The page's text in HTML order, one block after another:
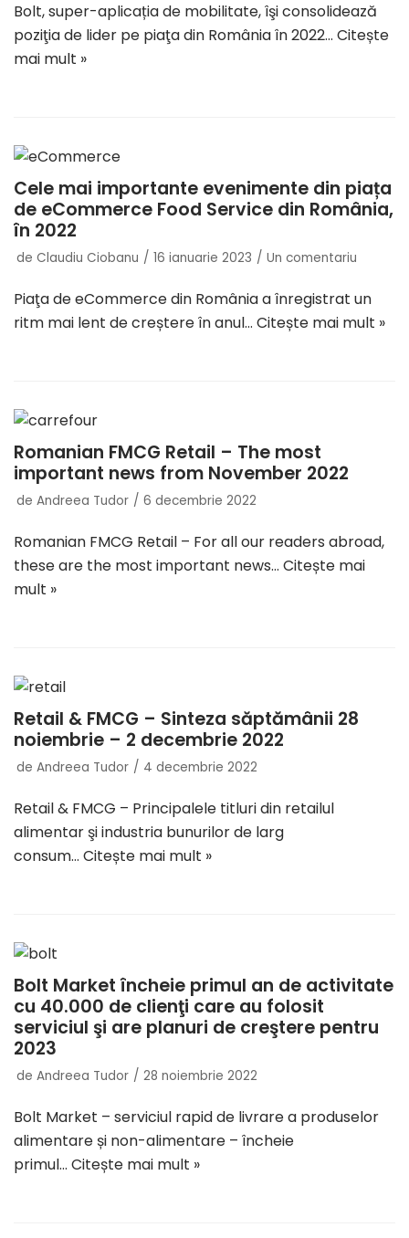
Bolt, super-aplicația de mobilitate, îşi consolidează
poziţia de lider pe piaţa din România în 2022… Citește
mai mult »
Cele mai importante evenimente din piața
de eCommerce Food Service din România,
în 2022
de Claudiu Ciobanu 16 ianuarie 2023 Un comentariu
Piaţa de eCommerce din România a înregistrat un
ritm mai lent de creștere în anul… Citește mai mult »
Romanian FMCG Retail – The most
important news from November 2022
de Andreea Tudor 6 decembrie 2022
Romanian FMCG Retail – For all our readers abroad,
these are the most important news… Citește mai
mult »
Retail & FMCG – Sinteza săptămânii 28
noiembrie – 2 decembrie 2022
de Andreea Tudor 4 decembrie 2022
Retail & FMCG – Principalele titluri din retailul
alimentar şi industria bunurilor de larg
consum… Citește mai mult »
Bolt Market încheie primul an de activitate
cu 40.000 de clienţi care au folosit
serviciul şi are planuri de creştere pentru
2023
de Andreea Tudor 28 noiembrie 2022
Bolt Market – serviciul rapid de livrare a produselor
alimentare și non-alimentare – încheie
primul… Citește mai mult »